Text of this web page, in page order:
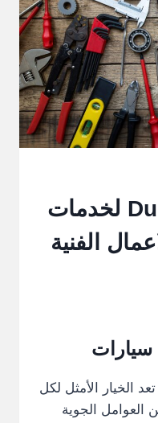
شركة Dubai Today لخدمات
الفنية
الخيار الأمثل لكل
الجوية